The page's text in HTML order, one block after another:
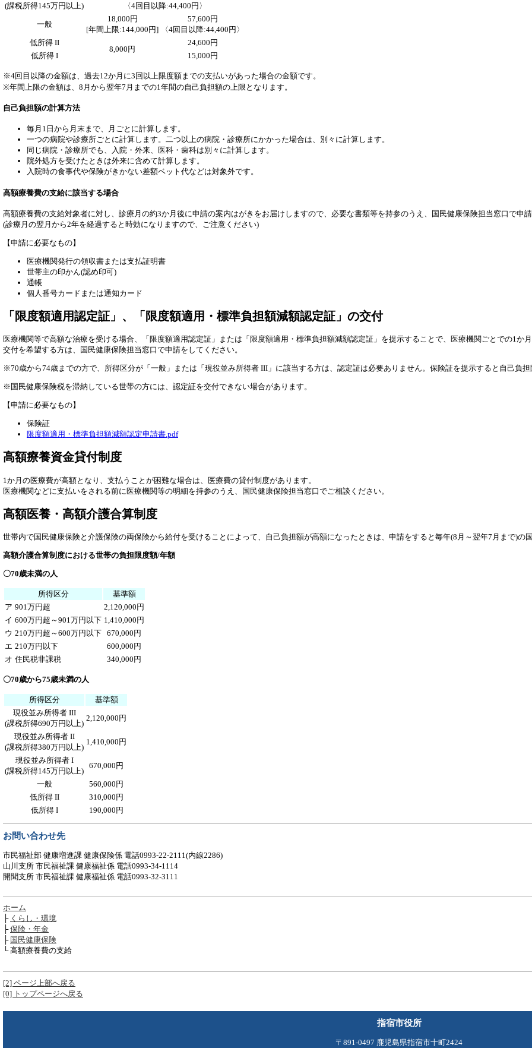
(課税所得145万円以上)
〈4回目以降:44,400円〉
一般
18,000円
[年間上限:144,000円]
57,600円
〈4回目以降:44,400円〉
低所得 II
8,000円
24,600円
低所得 I
15,000円
※4回目以降の金額は、過去12か月に3回以上限度額までの支払いがあった場合の金額です。
※年間上限の金額は、8月から翌年7月までの1年間の自己負担額の上限となります。
自己負担額の計算方法
毎月1日から月末まで、月ごとに計算します。
一つの病院や診療所ごとに計算します。二つ以上の病院・診療所にかかった場合は、別々に計算します。
同じ病院・診療所でも、入院・外来、医科・歯科は別々に計算します。
院外処方を受けたときは外来に含めて計算します。
入院時の食事代や保険がきかない差額ベット代などは対象外です。
高額療養費の支給に該当する場合
高額療養費の支給対象者に対し、診療月の約3か月後に申請の案内はがきをお届けしますので、必要な書類等を持参のうえ、国民健康保険担当窓口で申請
(診療月の翌月から2年を経過すると時効になりますので、ご注意ください)
【申請に必要なもの】
医療機関発行の領収書または支払証明書
世帯主の印かん(認め印可)
通帳
個人番号カードまたは通知カード
「限度額適用認定証」、「限度額適用・標準負担額減額認定証」の交付
医療機関等で高額な治療を受ける場合、「限度額適用認定証」または「限度額適用・標準負担額減額認定証」を提示することで、医療機関ごとでの1か
交付を希望する方は、国民健康保険担当窓口で申請をしてください。
※70歳から74歳までの方で、所得区分が「一般」または「現役並み所得者 III」に該当する方は、認定証は必要ありません。保険証を提示すると自己負担
※国民健康保険税を滞納している世帯の方には、認定証を交付できない場合があります。
【申請に必要なもの】
保険証
限度額適用・標準負担額減額認定申請書.pdf
高額療養資金貸付制度
1か月の医療費が高額となり、支払うことが困難な場合は、医療費の貸付制度があります。
医療機関などに支払いをされる前に医療機関等の明細を持参のうえ、国民健康保険担当窓口でご相談ください。
高額医養・高額介護合算制度
世帯内で国民健康保険と介護保険の両保険から給付を受けることによって、自己負担額が高額になったときは、申請をすると毎年(8月～翌年7月まで)の
高額介護合算制度における世帯の負担限度額/年額
〇70歳未満の人
所得区分
基準額
ア 901万円超
2,120,000円
イ 600万円超～901万円以下 1,410,000円
ウ 210万円超～600万円以下 670,000円
エ 210万円以下
600,000円
オ 住民税非課税 340,000円
〇70歳から75歳未満の人
所得区分
基準額
現役並み所得者 III
(課税所得690万円以上)
2,120,000円
現役並み所得者 II
(課税所得380万円以上)
1,410,000円
現役並み所得者 I
(課税所得145万円以上)
670,000円
一般
560,000円
低所得 II
310,000円
低所得 I
190,000円
お問い合わせ先
市民福祉部 健康増進課 健康保険係 電話0993-22-2111(内線2286)
山川支所 市民福祉課 健康福祉係 電話0993-34-1114
開聞支所 市民福祉課 健康福祉係 電話0993-32-3111
ホーム
├ くらし・環境
├保険・年金
├ 国民健康保険
└ 高額療養費の支給
[2] ページ上部へ戻る
[0] トップページへ戻る
指宿市役所
〒891-0497 鹿児島県指宿市十町2424